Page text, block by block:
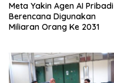
Meta Yakin Agen AI Pribadi
Berencana Digunakan
Miliaran Orang Ke 2031